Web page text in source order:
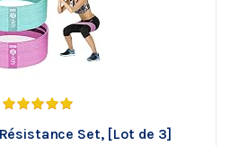
Set, [Lot de 3]